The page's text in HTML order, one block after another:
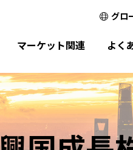
グロ
マーケット関連 よく